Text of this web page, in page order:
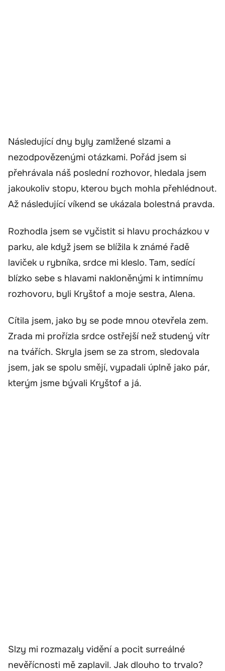
Následující dny byly zamlžené slzami a
nezodpovězenými otázkami. Pořád jsem si
přehrávala náš poslední rozhovor, hledala jsem
jakoukoliv stopu, kterou bych mohla přehlédnout.
Až následující víkend se ukázala bolestná pravda.
Rozhodla jsem se vyčistit si hlavu procházkou v
parku, ale když jsem se blížila k známé řadě
laviček u rybníka, srdce mi kleslo. Tam, sedící
blízko sebe s hlavami nakloněnými k intimnímu
rozhovoru, byli Kryštof a moje sestra, Alena.
Cítila jsem, jako by se pode mnou otevřela zem.
Zrada mi prořízla srdce ostřejší než studený vítr
na tvářích. Skryla jsem se za strom, sledovala
jsem, jak se spolu smějí, vypadali úplně jako pár,
kterým jsme bývali Kryštof a já.
Slzy mi rozmazaly vidění a pocit surreálné
nevěřícnosti mě zaplavil. Jak dlouho to trvalo?